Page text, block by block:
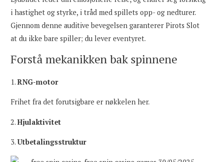
i hastighet og styrke, i tråd med spillets opp- og nedturer.
Gjennom denne auditive bevegelsen garanterer Pirots Slot
at du ikke bare spiller; du lever eventyret.
Forstå mekanikken bak spinnene
1.RNG-motor
Frihet fra det forutsigbare er nøkkelen her.
2.Hjulaktivitet
3.Utbetalingsstruktur